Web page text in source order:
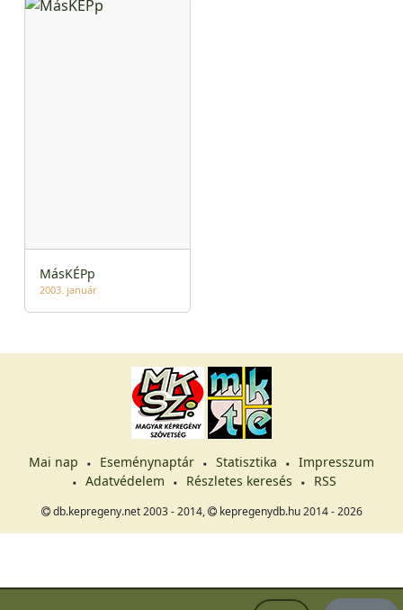
MásKÉPp
2003. január
Mai nap Eseménynaptár Statisztika
Impresszum
Adatvédelem
Részletes keresés RSS
db.kepregeny.net 2003 - 2014, kepregenydb.hu 2014 - 2026